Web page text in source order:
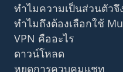
ทำไมความเป็นส่วนตัวจึ
ทำไมถึงต้องเลือกใช้
VPN คืออะไร
ดาวน์โหลด
หยุดการควบคุมแชท